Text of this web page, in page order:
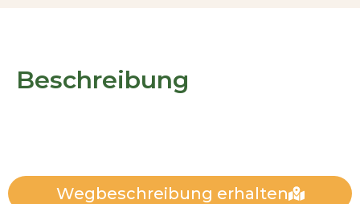
Beschreibung
Wegbeschreibung erhalten